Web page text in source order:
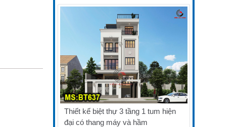
Thiết kế biệt thự 3 tầng 1 tum hiện
đại có thang máy và hầm